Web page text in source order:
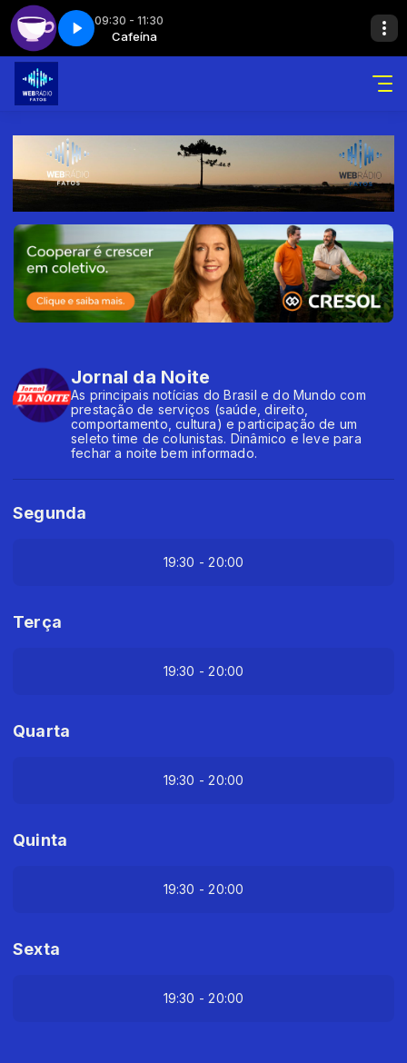
09:30 - 11:30
Cafeína Cafeína
- Parte 2 Cafeína - Parte 2
Jornal da Noite
As principais notícias do Brasil e do Mundo com
prestação de serviços (saúde, direito,
comportamento, cultura) e participação de um
seleto time de colunistas. Dinâmico e leve para
fechar a noite bem informado.
Segunda
19:30 - 20:00
Terça
19:30 - 20:00
Quarta
19:30 - 20:00
Quinta
19:30 - 20:00
Sexta
19:30 - 20:00